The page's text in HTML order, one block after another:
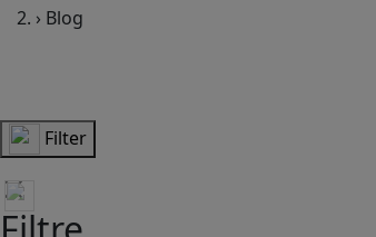
› Blog
Filter